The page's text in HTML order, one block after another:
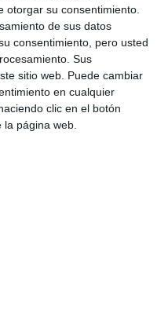
otorgar su consentimiento.
de sus datos
consentimiento, pero usted
Sus
sitio web. Puede cambiar
en cualquier
clic en el botón
página web.
a conocer,
nuestros